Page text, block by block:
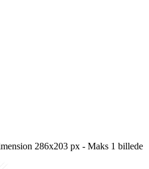
286x203 px - Maks 1 billede